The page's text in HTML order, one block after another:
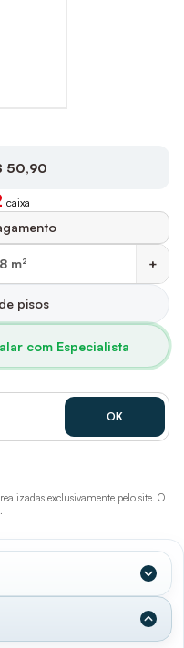
caixa
50,90
+
pisos
com Especialista
exclusivamente pelo site. O